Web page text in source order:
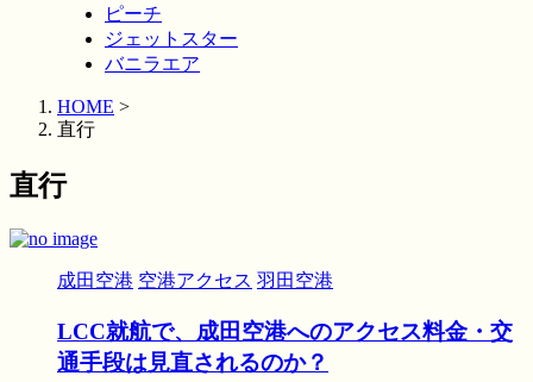
ピーチ
ジェットスター
バニラエア
HOME >
直行
直行
成田空港 空港アクセス 羽田空港
LCC就航で、成田空港へのアクセス料金・交
通手段は見直されるのか？